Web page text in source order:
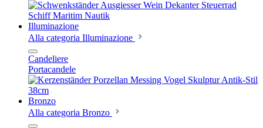
Illuminazione
Alla categoria Illuminazione
Candeliere
Portacandele
Bronzo
Alla categoria Bronzo